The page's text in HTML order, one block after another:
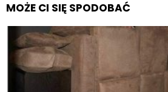
MOŻE CI SIĘ SPODOBAĆ